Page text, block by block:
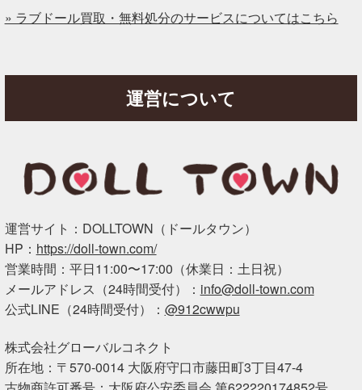
» ラブドール買取・無料処分のサービスについてはこちら
運営について
運営サイト：DOLLTOWN（ドールタウン）
HP： https://doll-town.com/
営業時間：平日11:00〜17:00（休業日：土日祝）
メールアドレス（24時間受付）： info@doll-town.com
公式LINE（24時間受付）： @912cwwpu
株式会社グローバルコネクト
所在地：〒570-0014 大阪府守口市藤田町3丁目47-4